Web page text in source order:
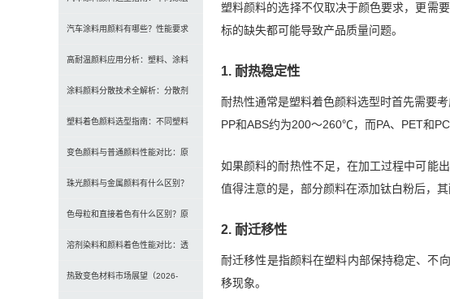
塑料颜料的选择不仅取决于颜色要求，更需
标的缺失都可能导致产品质量问题。
1. 耐热稳定性
耐热性通常是塑料着色颜料选型时首先需要
PP和ABS约为200～260℃，而PA、PET和
如果颜料的耐热性不足，在加工过程中可能
值得注意的是，部分颜料在添加钛白粉后，
2. 耐迁移性
耐迁移性是指颜料在塑料内部保持稳定、不
移现象。
应用要求、OEM与修补漆用颜料区
别及常见问题
汽车涂料用颜料有哪些？性能要求
及常用颜料类型介绍
高耐温颜料应用分析：塑料、涂料
及工程材料的选型原则与行业实践
涂料颜料分散技术全解析：分散剂
选型、研磨工艺及常见问题解决
塑料着色颜料选型指南：不同塑料
材料如何选择合适颜料？
变色颜料与普通颜料性能对比：原
理、特点及应用差异解析
珠光颜料与金属颜料有什么区别？
原理、效果与应用对比
色母粒和直接着色有什么区别？原
理、性能与应用全面对比
溶剂染料和颜料着色性能对比：透
明性、耐候性与应用选择全解析
热致变色材料市场展望（2026-